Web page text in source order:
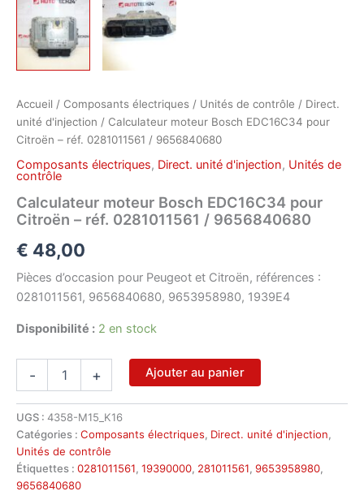
Accueil / Composants électriques / Unités de contrôle / Direct.
unité d'injection / Calculateur moteur Bosch EDC16C34 pour
Citroën – réf. 0281011561 / 9656840680
Composants électriques, Direct. unité d'injection, Unités de
contrôle
Calculateur moteur Bosch EDC16C34 pour
Citroën – réf. 0281011561 / 9656840680
€ 48,00
Pièces d’occasion pour Peugeot et Citroën, références :
0281011561, 9656840680, 9653958980, 1939E4
Disponibilité : 2 en stock
-
moteur
Bosch
EDC16C34
pour
Citroën
+ Ajouter au panier
UGS : 4358-M15_K16
Catégories : Composants électriques, Direct. unité d'injection,
Unités de contrôle
Étiquettes : 0281011561, 19390000, 281011561, 9653958980,
9656840680